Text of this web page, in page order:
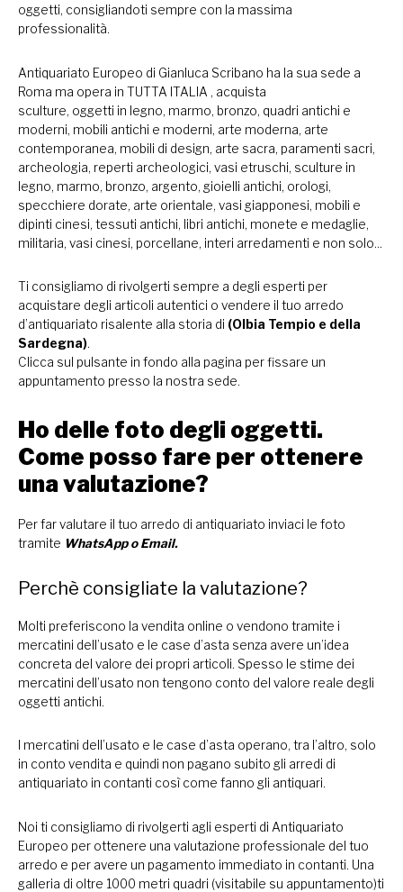
oggetti, consigliandoti sempre con la massima
professionalità.
Antiquariato Europeo di Gianluca Scribano ha la sua sede a
Roma ma opera in TUTTA ITALIA , acquista
sculture, oggetti in legno, marmo, bronzo, quadri antichi e
moderni, mobili antichi e moderni, arte moderna, arte
contemporanea, mobili di design, arte sacra, paramenti sacri,
archeologia, reperti archeologici, vasi etruschi, sculture in
legno, marmo, bronzo, argento, gioielli antichi, orologi,
specchiere dorate, arte orientale, vasi giapponesi, mobili e
dipinti cinesi, tessuti antichi, libri antichi, monete e medaglie,
militaria, vasi cinesi, porcellane, interi arredamenti e non solo...
Ti consigliamo di rivolgerti sempre a degli esperti per
acquistare degli articoli autentici o vendere il tuo arredo
d’antiquariato risalente alla storia di (Olbia Tempio e della
Sardegna).
Clicca sul pulsante in fondo alla pagina per fissare un
appuntamento presso la nostra sede.
Ho delle foto degli oggetti.
Come posso fare per ottenere
una valutazione?
Per far valutare il tuo arredo di antiquariato inviaci le foto
tramite WhatsAppoEmail.
Perchè consigliate la valutazione?
Molti preferiscono la vendita online o vendono tramite i
mercatini dell’usato e le case d’asta senza avere un’idea
concreta del valore dei propri articoli. Spesso le stime dei
mercatini dell’usato non tengono conto del valore reale degli
oggetti antichi.
I mercatini dell’usato e le case d’asta operano, tra l’altro, solo
in conto vendita e quindi non pagano subito gli arredi di
antiquariato in contanti così come fanno gli antiquari.
Noi ti consigliamo di rivolgerti agli esperti di Antiquariato
Europeo per ottenere una valutazione professionale del tuo
arredo e per avere un pagamento immediato in contanti. Una
galleria di oltre 1000 metri quadri (visitabile su appuntamento)ti